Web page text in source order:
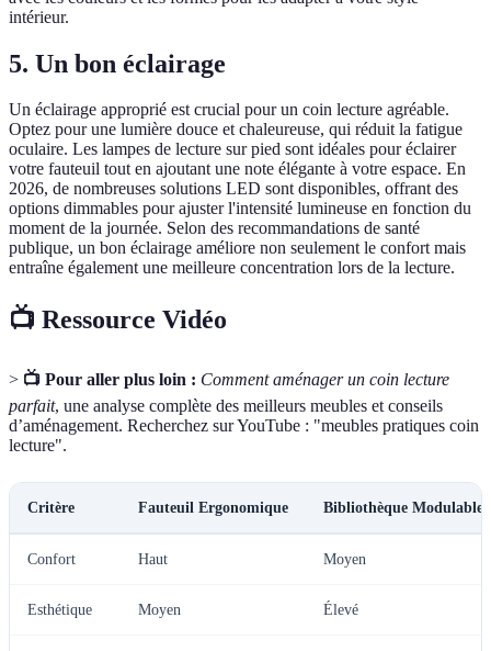
intérieur.
5. Un bon éclairage
Un éclairage approprié est crucial pour un coin lecture agréable.
Optez pour une lumière douce et chaleureuse, qui réduit la fatigue
oculaire. Les lampes de lecture sur pied sont idéales pour éclairer
votre fauteuil tout en ajoutant une note élégante à votre espace. En
2026, de nombreuses solutions LED sont disponibles, offrant des
options dimmables pour ajuster l'intensité lumineuse en fonction du
moment de la journée. Selon des recommandations de santé
publique, un bon éclairage améliore non seulement le confort mais
entraîne également une meilleure concentration lors de la lecture.
📺 Ressource Vidéo
> 📺 Pour aller plus loin : Comment aménager un coin lecture
parfait, une analyse complète des meilleurs meubles et conseils
d’aménagement. Recherchez sur YouTube : "meubles pratiques coin
lecture".
Critère Fauteuil Ergonomique Bibliothèque Modulable
Confort Haut Moyen
Esthétique Moyen Élevé